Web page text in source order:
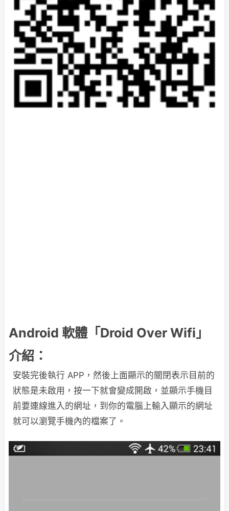
Android 軟體「Droid Over Wifi」
介紹：
安裝完後執行 APP，然後上面顯示的關閉表示目前的
狀態是未啟用，按一下就會變成開啟，並顯示手機目
前要連線進入的網址，到你的電腦上輸入顯示的網址
就可以瀏覽手機內的檔案了。